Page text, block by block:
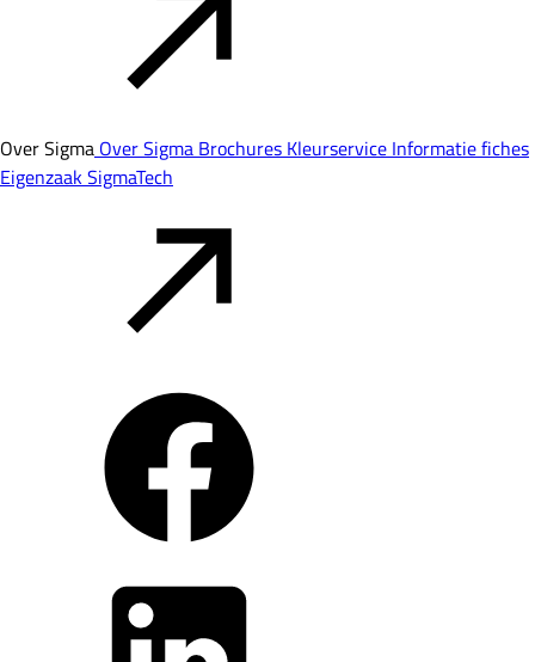
Over Sigma Over Sigma Brochures Kleurservice Informatie fiches
EigenzaakSigmaTech